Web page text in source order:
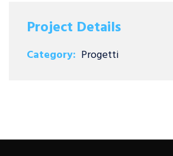
Project Details
Category: Progetti